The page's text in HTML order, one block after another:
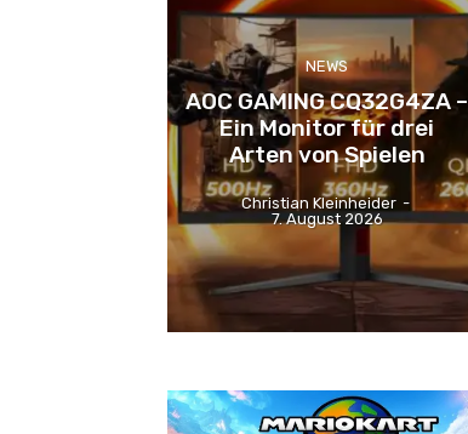
NEWS
AOC GAMING CQ32G4ZA –
Ein Monitor für drei
Arten von Spielen
Christian Kleinheider -
7. August 2026